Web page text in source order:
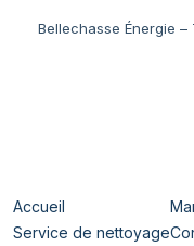
Bellechasse Énergie
Accueil
Service de nettoyage